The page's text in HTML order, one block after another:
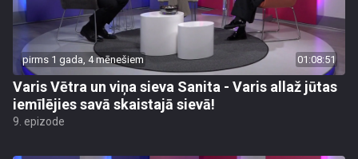
pirms 1 gada, 4 mēnešiem 01:08:51
Varis Vētra un viņa sieva Sanita - Varis allaž jūtas
iemīlējies savā skaistajā sievā!
9. epizode